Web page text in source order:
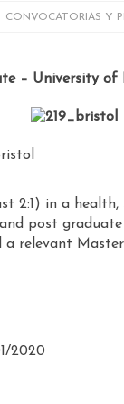
CONVOCATORIAS Y
– University of
2:1) in a health,
post
a relevant
2020